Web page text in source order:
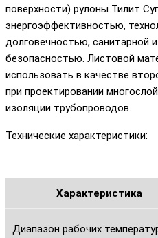
поверхности) рулоны Тилит
энергоэффективностью,
долговечностью, санитарной
безопасностью. Листовой
использовать в качестве
при проектировании
изоляции трубопроводов.
Технические характеристики:
Характеристика
Диапазон рабочих